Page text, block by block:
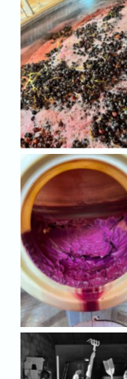
Aucune légende
Aucune légende